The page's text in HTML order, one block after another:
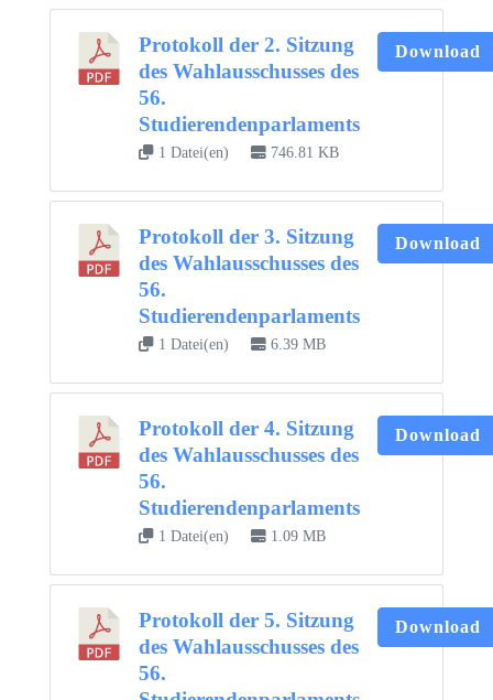
Protokoll der 2. Sitzung
des Wahlausschusses des
56.
Studierendenparlaments
1 Datei(en) 746.81 KB
Download
Protokoll der 3. Sitzung
des Wahlausschusses des
56.
Studierendenparlaments
1 Datei(en) 6.39 MB
Download
Protokoll der 4. Sitzung
des Wahlausschusses des
56.
Studierendenparlaments
1 Datei(en) 1.09 MB
Download
Protokoll der 5. Sitzung
des Wahlausschusses des
56.
Download